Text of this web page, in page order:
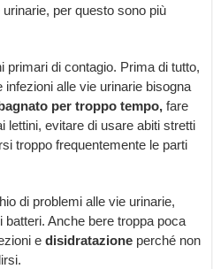
per questo sono più
primari di contagio. Prima di tutto,
alle vie urinarie bisogna
per troppo tempo,fare
lettini, evitare di usare abiti stretti
troppo frequentemente le parti
di problemi alle vie urinarie,
batteri. Anche bere troppa poca
edisidratazione perché non